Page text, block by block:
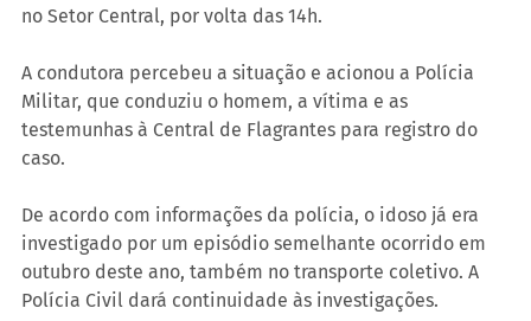
no Setor Central, por volta das 14h.
A condutora percebeu a situação e acionou a Polícia
Militar, que conduziu o homem, a vítima e as
testemunhas à Central de Flagrantes para registro do
caso.
De acordo com informações da polícia, o idoso já era
investigado por um episódio semelhante ocorrido em
outubro deste ano, também no transporte coletivo. A
Polícia Civil dará continuidade às investigações.